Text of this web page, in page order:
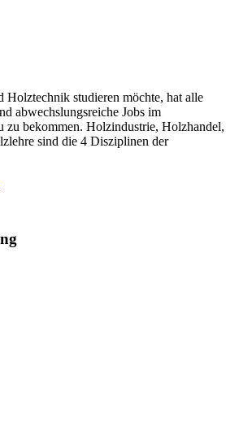
Holztechnik studieren möchte, hat alle
abwechslungsreiche Jobs im
zu bekommen. Holzindustrie, Holzhandel,
sind die 4 Disziplinen der